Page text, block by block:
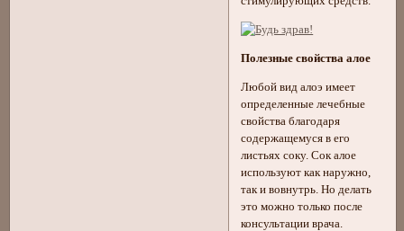
Полезные свойства алое
Любой вид алоэ имеет
определенные лечебные
свойства благодаря
содержащемуся в его
листьях соку. Сок алое
используют как наружно,
так и вовнутрь. Но делать
это можно только после
консультации врача.